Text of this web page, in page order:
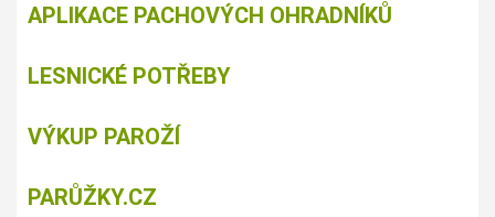
APLIKACE PACHOVÝCH OHRADNÍKŮ
LESNICKÉ POTŘEBY
VÝKUP PAROŽÍ
PARŮŽKY.CZ